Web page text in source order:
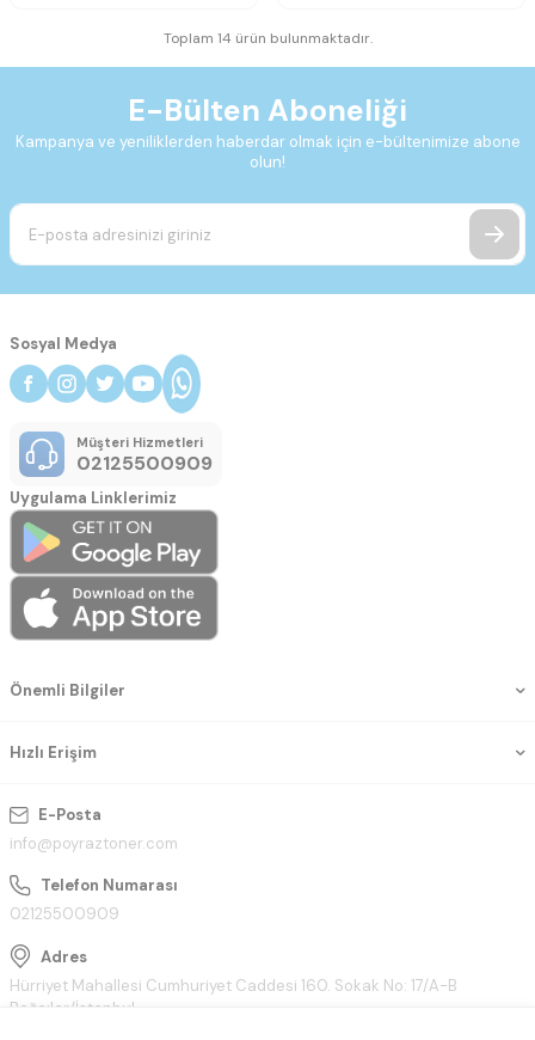
Toplam 14 ürün bulunmaktadır.
E-Bülten Aboneliği
Kampanya ve yeniliklerden haberdar olmak için e-bültenimize abone
olun!
E-Posta
info@poyraztoner.com
Telefon Numarası
02125500909
Adres
Hürriyet Mahallesi Cumhuriyet Caddesi 160. Sokak No: 17/A-B
Bağcılar/İstanbul
Önemli Bilgiler
Hızlı Erişim
Sosyal Medya
Müşteri Hizmetleri
02125500909
Uygulama Linklerimiz